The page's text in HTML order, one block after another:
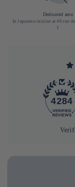
Dedicated area
In Japanese cuisine at 40 rue
1
4284